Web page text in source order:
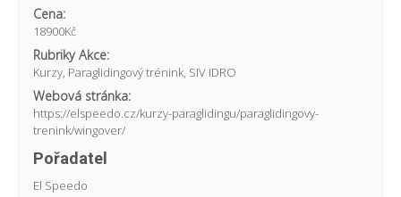
Cena:
18900Kč
Rubriky Akce:
Kurzy, Paraglidingový trénink, SIV IDRO
Webová stránka:
https://elspeedo.cz/kurzy-paraglidingu/paraglidingovy-
trenink/wingover/
Pořadatel
El Speedo